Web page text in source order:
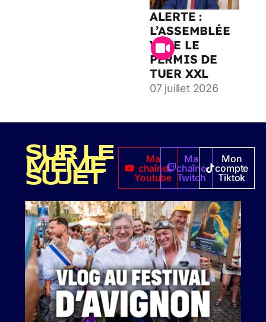
ALERTE :
L’ASSEMBLÉE
VOTE LE
PERMIS DE
TUER XXL
07 juillet 2026
SUR LE
MÊME
SUJET
Ma
chaîne
Youtube
Ma
chaîne
Twitch
Mon
compte
Tiktok